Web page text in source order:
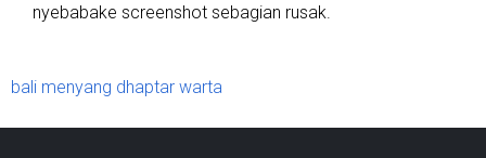
nyebabake screenshot sebagian rusak.
bali menyang dhaptar warta